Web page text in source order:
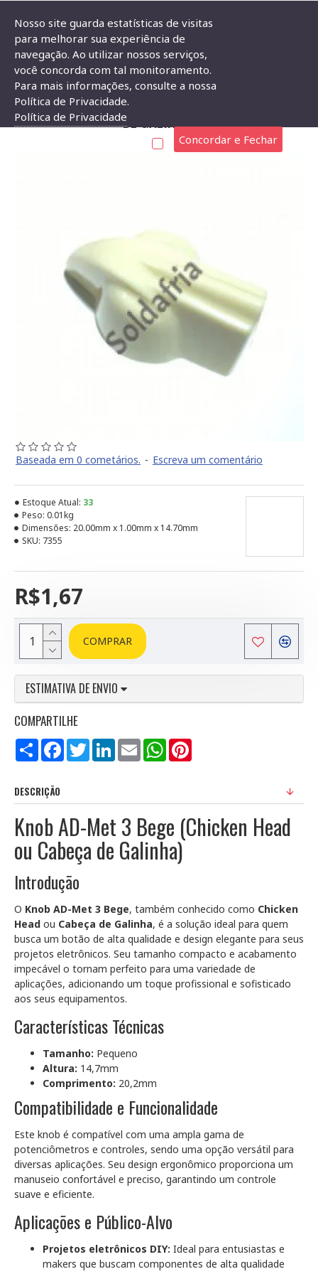
Knob Knob Para Eixo Estriado Knob AD-Met 3 Bege (Chicken
KNOB AD-MET 3 BEGE (CHICKEN HEAD OU CABEÇA
DE GALINHA)
Baseada em 0 cometários. - Escreva um comentário
R$1,67
Estoque Atual: 33
Peso: 0.01kg
Dimensões: 20.00mm x 1.00mm x 14.70mm
SKU: 7355
COMPRAR
ESTIMATIVA DE ENVIO
COMPARTILHE
Compartilhar
FacebookTwitterLinkedInEmail WhatsApp
DESCRIÇÃO
Knob AD-Met 3 Bege (Chicken Head
ou Cabeça de Galinha)
Introdução
O Knob AD-Met 3 Bege, também conhecido como Chicken
Head ou Cabeça de Galinha, é a solução ideal para quem
busca um botão de alta qualidade e design elegante para seus
projetos eletrônicos. Seu tamanho compacto e acabamento
impecável o tornam perfeito para uma variedade de
aplicações, adicionando um toque profissional e sofisticado
aos seus equipamentos.
Características Técnicas
Tamanho: Pequeno
Altura: 14,7mm
Comprimento: 20,2mm
Compatibilidade e Funcionalidade
Este knob é compatível com uma ampla gama de
potenciômetros e controles, sendo uma opção versátil para
diversas aplicações. Seu design ergonômico proporciona um
manuseio confortável e preciso, garantindo um controle
suave e eficiente.
Aplicações e Público-Alvo
Projetos eletrônicos DIY: Ideal para entusiastas e
makers que buscam componentes de alta qualidade
Nosso site guarda estatísticas de visitas
para melhorar sua experiência de
navegação. Ao utilizar nossos serviços,
você concorda com tal monitoramento.
Para mais informações, consulte a nossa
Política de Privacidade.
Política de Privacidade
Concordar e Fechar